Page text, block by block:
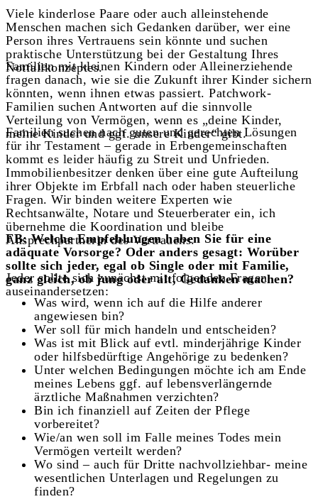
Viele kinderlose Paare oder auch alleinstehende
Menschen machen sich Gedanken darüber, wer eine
Person ihres Vertrauens sein könnte und suchen
praktische Unterstützung bei der Gestaltung Ihres
Notfallkonzeptes.
Familien mit kleinen Kindern oder Alleinerziehende
fragen danach, wie sie die Zukunft ihrer Kinder sichern
könnten, wenn ihnen etwas passiert. Patchwork-
Familien suchen Antworten auf die sinnvolle
Verteilung von Vermögen, wenn es „deine Kinder,
meine Kinder und ggf. unsere Kinder“ gibt.
Familien suchen nach guten und gerechten Lösungen
für ihr Testament – gerade in Erbengemeinschaften
kommt es leider häufig zu Streit und Unfrieden.
Immobilienbesitzer denken über eine gute Aufteilung
ihrer Objekte im Erbfall nach oder haben steuerliche
Fragen. Wir binden weitere Experten wie
Rechtsanwälte, Notare und Steuerberater ein, ich
übernehme die Koordination und bleibe
Ansprechpartnerin des Vertrauens.
FB: Welche Empfehlungen haben Sie für eine
adäquate Vorsorge? Oder anders gesagt: Worüber
sollte sich jeder, egal ob Single oder mit Familie,
ganz gleich, ob jung oder alt, Gedanken machen?
Jeder sollte sich zunächst mit folgenden Fragen
auseinandersetzen:
Was wird, wenn ich auf die Hilfe anderer
angewiesen bin?
Wer soll für mich handeln und entscheiden?
Was ist mit Blick auf evtl. minderjährige Kinder
oder hilfsbedürftige Angehörige zu bedenken?
Unter welchen Bedingungen möchte ich am Ende
meines Lebens ggf. auf lebensverlängernde
ärztliche Maßnahmen verzichten?
Bin ich finanziell auf Zeiten der Pflege
vorbereitet?
Wie/an wen soll im Falle meines Todes mein
Vermögen verteilt werden?
Wo sind – auch für Dritte nachvollziehbar- meine
wesentlichen Unterlagen und Regelungen zu
finden?